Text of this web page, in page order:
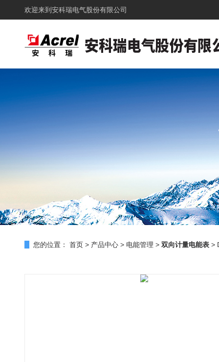
欢迎来到 安科瑞电气股份有限公司
您的位置： 首页 > 产品中心 > 电能管理 > 双向计量电能表 >